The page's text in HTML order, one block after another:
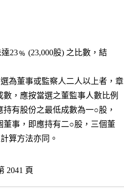
，未達23﹪ (23,000股) 之比數，結
別當選為董事或監察人二人以上者，章
低之成數，應按當選之董監事人數比例
事應持有股份之最低成數為一○股，
選二個董事，即應持有二○股，三個董
之計算方法亦同。
2041 頁